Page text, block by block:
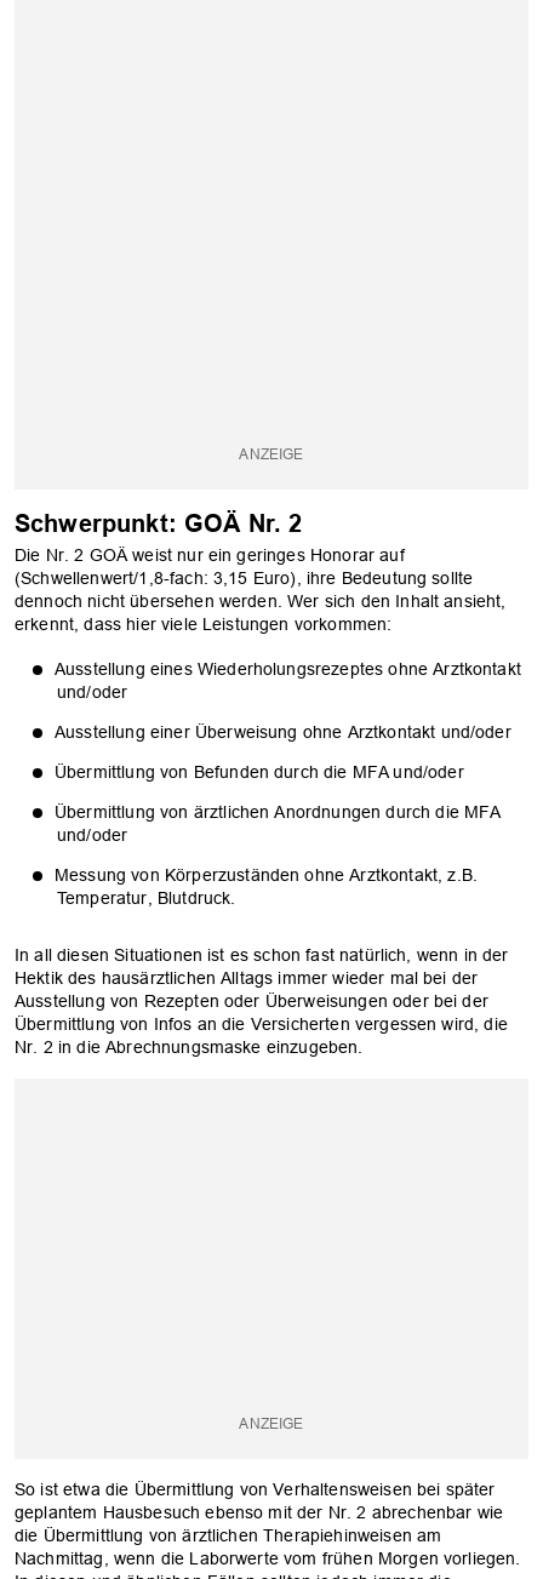
Schwerpunkt: GOÄ Nr. 2
Die Nr. 2 GOÄ weist nur ein geringes Honorar auf
(Schwellenwert/1,8-fach: 3,15 Euro), ihre Bedeutung sollte
dennoch nicht übersehen werden. Wer sich den Inhalt ansieht,
erkennt, dass hier viele Leistungen vorkommen:
Ausstellung eines Wiederholungsrezeptes ohne Arztkontakt
und/oder
Ausstellung einer Überweisung ohne Arztkontakt und/oder
Übermittlung von Befunden durch die MFA und/oder
Übermittlung von ärztlichen Anordnungen durch die MFA
und/oder
Messung von Körperzuständen ohne Arztkontakt, z.B.
Temperatur, Blutdruck.
In all diesen Situationen ist es schon fast natürlich, wenn in der
Hektik des hausärztlichen Alltags immer wieder mal bei der
Ausstellung von Rezepten oder Überweisungen oder bei der
Übermittlung von Infos an die Versicherten vergessen wird, die
Nr. 2 in die Abrechnungsmaske einzugeben.
So ist etwa die Übermittlung von Verhaltensweisen bei später
geplantem Hausbesuch ebenso mit der Nr. 2 abrechenbar wie
die Übermittlung von ärztlichen Therapiehinweisen am
Nachmittag, wenn die Laborwerte vom frühen Morgen vorliegen.